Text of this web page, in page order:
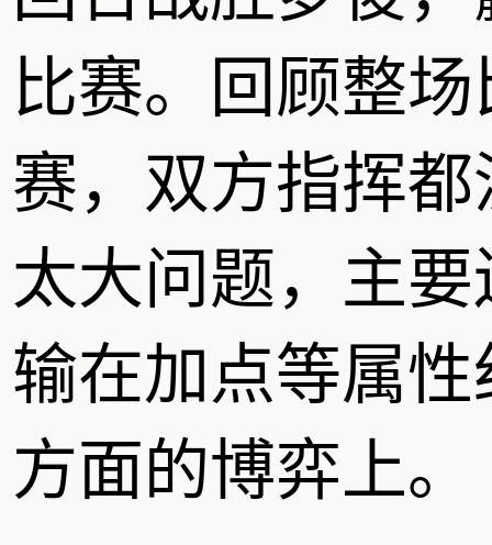
比赛。回顾整场
赛，双方指挥都
太大问题，主要
输在加点等属性
方面的博弈上。